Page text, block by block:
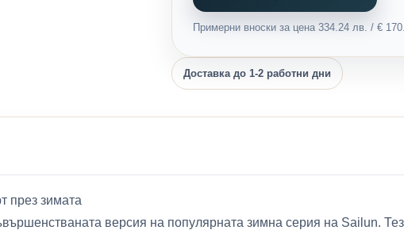
Примерни вноски за цена 334.24 лв. / €
Доставка до 1-2 работни дни
през зимата
версия на популярната зимна серия на Sailun.